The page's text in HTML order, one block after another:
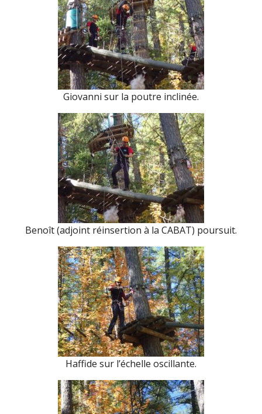
Giovanni sur la poutre inclinée.
Benoît (adjoint réinsertion à la CABAT) poursuit.
Haffide sur l’échelle oscillante.